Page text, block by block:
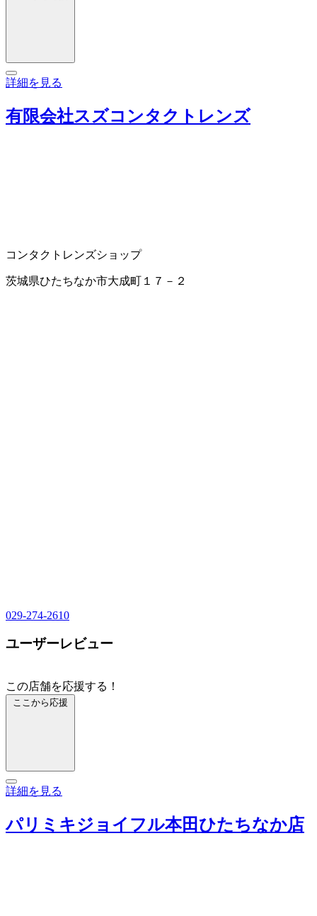
詳細を見る
有限会社スズコンタクトレンズ
コンタクトレンズショップ
茨城県ひたちなか市大成町１７－２
029-274-2610
ユーザーレビュー
この店舗を応援する！
ここから応援
詳細を見る
パリミキジョイフル本田ひたちなか店